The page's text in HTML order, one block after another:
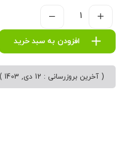
افزودن به سبد خرید
( آخرین بروزرسانی : 12 دی, 1403 )